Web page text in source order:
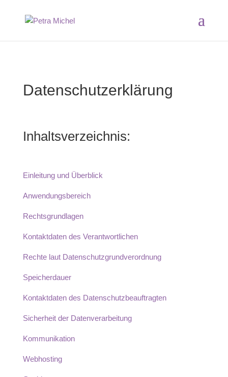
Datenschutzerklärung
Inhaltsverzeichnis:
Einleitung und Überblick
Anwendungsbereich
Rechtsgrundlagen
Kontaktdaten des Verantwortlichen
Rechte laut Datenschutzgrundverordnung
Speicherdauer
Kontaktdaten des Datenschutzbeauftragten
Sicherheit der Datenverarbeitung
Kommunikation
Webhosting